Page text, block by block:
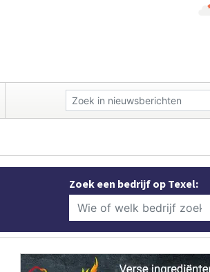
Zoek een bedrijf op Texel: